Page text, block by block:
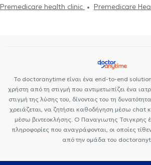
Παχυσαρκία
Διακοπή Καπνίσματος
Premedicare health clinic
Premedicare
Το doctoranytime είναι ένα end-to-end solution
χρήστη από τη στιγμή που αντιμετωπίζει ένα
στιγμή της λύσης του, δίνοντας του τη
χρειάζεται, να ζητήσει καθοδήγηση μέσω chat
μέσω βιντεοκλήσης. Ο Παναγιωτης Τσιγκρης
πληροφορίες που αναγράφονται, οι οποίες
από την ομάδα του